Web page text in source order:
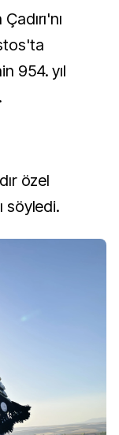
954. yıl
özel
söyledi.